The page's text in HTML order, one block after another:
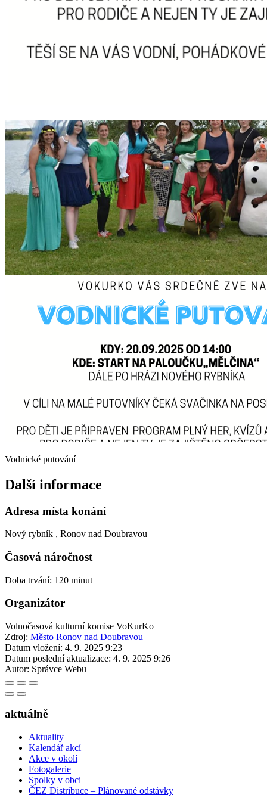
Vodnické putování
Další informace
Adresa místa konání
Nový rybník , Ronov nad Doubravou
Časová náročnost
Doba trvání: 120 minut
Organizátor
Volnočasová kulturní komise VoKurKo
Zdroj: Město Ronov nad Doubravou
Datum vložení: 4. 9. 2025 9:23
Datum poslední aktualizace: 4. 9. 2025 9:26
Autor: Správce Webu
aktuálně
Aktuality
Kalendář akcí
Akce v okolí
Fotogalerie
Spolky v obci
ČEZ Distribuce – Plánované odstávky